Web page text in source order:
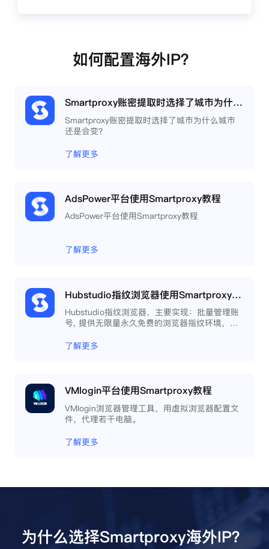
如何配置海外IP？
Smartproxy账密提取时选择了城市为什么城市还是会变？
Smartproxy账密提取时选择了城市为什么城市
还是会变？
了解更多
AdsPower平台使用Smartproxy教程
AdsPower平台使用Smartproxy教程
了解更多
Hubstudio指纹浏览器使用Smartproxy教程
Hubstudio指纹浏览器，主要实现：批量管理账
号, 提供无限量永久免费的浏览器指纹环境，并
工作效率 。
了解更多
VMlogin平台使用Smartproxy教程
VMlogin浏览器管理工具，用虚拟浏览器配置文
件，代理若干电脑。
了解更多
为什么选择Smartproxy海外IP？